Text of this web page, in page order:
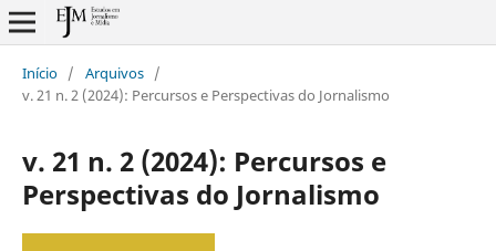
Início / Arquivos /
v. 21 n. 2 (2024): Percursos e Perspectivas do Jornalismo
v. 21 n. 2 (2024): Percursos e
Perspectivas do Jornalismo